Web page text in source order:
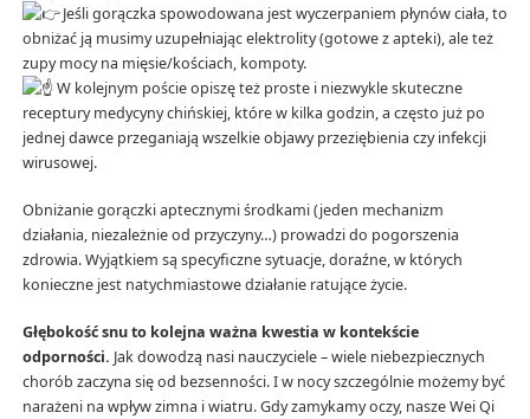
Jeśli gorączka spowodowana jest wyczerpaniem płynów ciała, to
obniżać ją musimy uzupełniając elektrolity (gotowe z apteki), ale też
zupy mocy na mięsie/kościach, kompoty.
W kolejnym poście opiszę też proste i niezwykle skuteczne
receptury medycyny chińskiej, które w kilka godzin, a często już po
jednej dawce przeganiają wszelkie objawy przeziębienia czy infekcji
wirusowej.
Obniżanie gorączki aptecznymi środkami (jeden mechanizm
działania, niezależnie od przyczyny…) prowadzi do pogorszenia
zdrowia. Wyjątkiem są specyficzne sytuacje, doraźne, w których
konieczne jest natychmiastowe działanie ratujące życie.
Głębokość snu to kolejna ważna kwestia w kontekście
odporności. Jak dowodzą nasi nauczyciele – wiele niebezpiecznych
chorób zaczyna się od bezsenności. I w nocy szczególnie możemy być
narażeni na wpływ zimna i wiatru. Gdy zamykamy oczy, nasze Wei Qi